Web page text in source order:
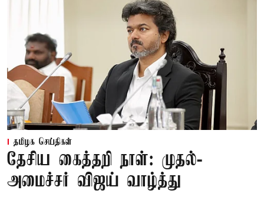
தமிழக செய்திகள்
தேசிய கைத்தறி நாள்: முதல்-
அமைச்சர் விஜய் வாழ்த்து